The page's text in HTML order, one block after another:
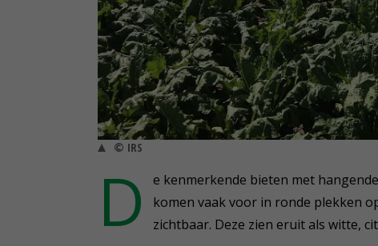
© IRS
D
e kenmerkende bieten met
komen vaak voor in ronde plekken
zichtbaar. Deze zien eruit als witte,